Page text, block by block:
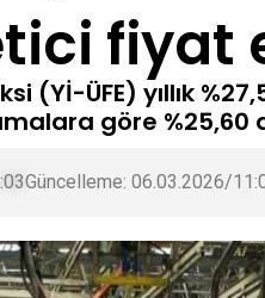
fiyat
(Yİ-ÜFE) yıllık
göre %25,60
Güncelleme: 06.03.2026/